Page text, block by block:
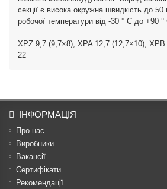
секції є висока окружна швидкість до 50
робочої температури від -30 ° C до +90 °
XPZ 9,7 (9,7×8), XPA 12,7 (12,7×10),
22
ІНФОРМАЦІЯ
Про нас
Виробники
Вакансії
Сертифікати
Рекомендації